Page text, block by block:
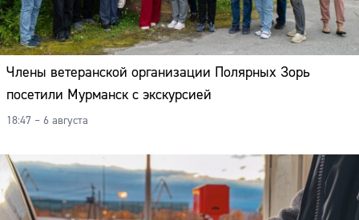
Члены ветеранской организации Полярных Зорь
посетили Мурманск с экскурсией
18:47 – 6 августа